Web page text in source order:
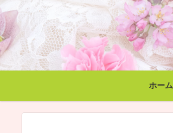
ホーム